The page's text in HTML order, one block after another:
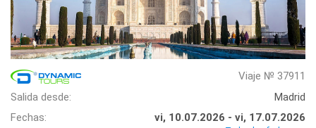
Viaje № 37911
Salida desde:
Madrid
Fechas:
vi, 10.07.2026 - vi, 17.07.2026